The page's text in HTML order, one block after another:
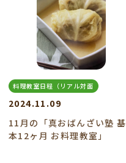
料理教室日程（リアル対面
2024.11.09
11月の「真おばんざい塾 基
本12ヶ月 お料理教室」